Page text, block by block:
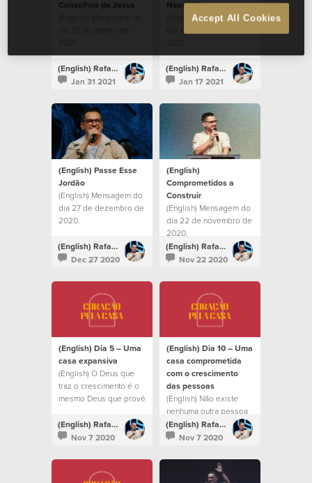
Conselhos de Jesus
(English) Mensagem do
2021.
(English) Rafael Bitencourt
Jan 31 2021
Nossa Alma
(English) Mensagem do
2021.
(English) Rafael Bitencourt
Jan 17 2021
(English) Passe Esse
Jordão
(English) Mensagem do
dia 27 de dezembro de
2020.
(English) Rafael Bitencourt
Dec 27 2020
(English)
Comprometidos a
Construir
(English) Mensagem do
dia 22 de novembro de
2020.
(English) Rafael Bitencourt
Nov 22 2020
(English) Dia 5 – Uma
casa expansiva
(English) O Deus que
traz o crescimento é o
mesmo Deus que provê
milagrosamente.
(English) Rafael Bitencourt
Nov 7 2020
(English) Dia 10 – Uma
casa comprometida
com o crescimento
das pessoas
(English) Não existe
nenhuma outra pessoa
no mundo que tenha o
potencial que você tem.
(English) Rafael Bitencourt
Nov 7 2020
Accept All Cookies